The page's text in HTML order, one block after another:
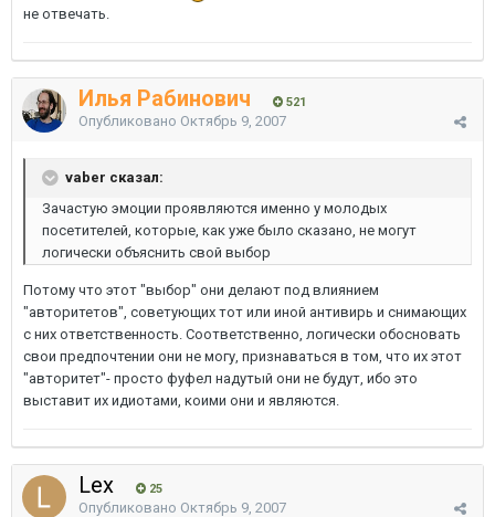
не отвечать.
Илья Рабинович 521
Опубликовано Октябрь 9, 2007
vaber сказал:
Зачастую эмоции проявляются именно у молодых
посетителей, которые, как уже было сказано, не могут
логически объяснить свой выбор
Потому что этот "выбор" они делают под влиянием
"авторитетов", советующих тот или иной антивирь и снимающих
с них ответственность. Соответственно, логически обосновать
свои предпочтении они не могу, признаваться в том, что их этот
"авторитет"- просто фуфел надутый они не будут, ибо это
выставит их идиотами, коими они и являются.
Lex 25
Опубликовано Октябрь 9, 2007